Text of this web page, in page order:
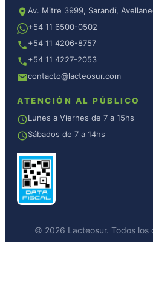
Av. Mitre 3999, Sarandí,
+54 11 6500-0502
+54 11 4206-8757
+54 11 4227-2053
contacto@lacteosur.com
ATENCIÓN AL PÚBLICO
Lunes a Viernes de 7 a 15hs
Sábados de 7 a 14hs
© 2026 Lacteosur. Todos los